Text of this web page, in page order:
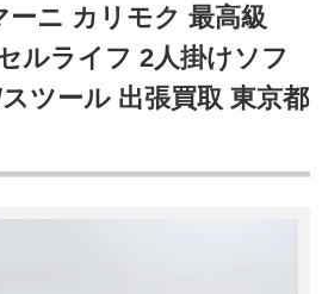
ーニ カリモク 最高級
ルライフ 2人掛けソフ
ツール 出張買取 東京都